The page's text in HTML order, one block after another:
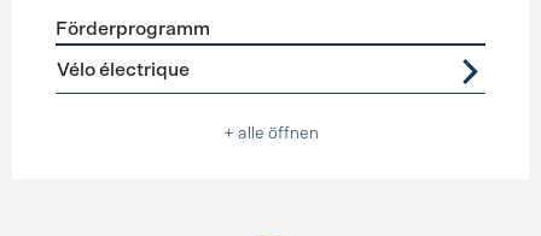
Förderprogramme
Förderprogramm
Vélo électrique
+ alle öffnen